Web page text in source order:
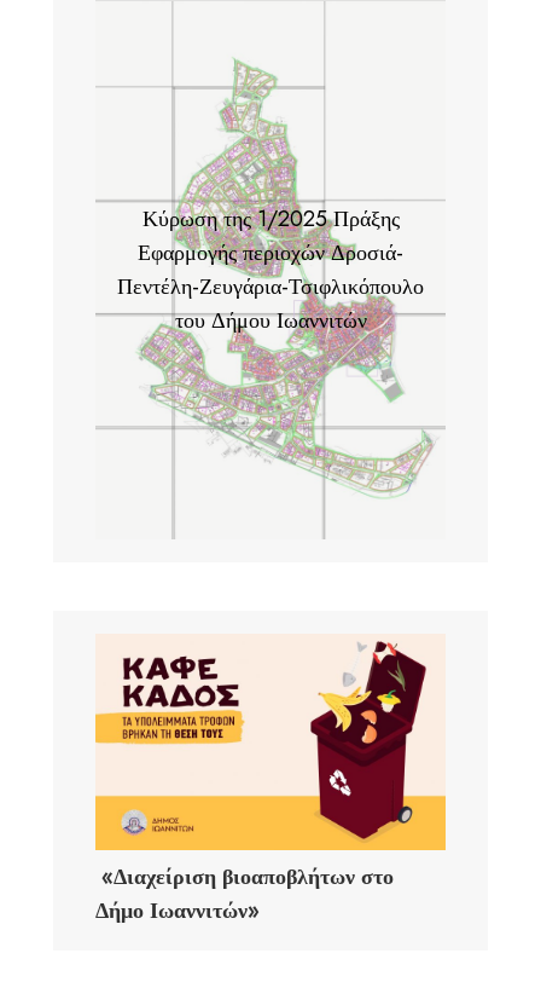
Κύρωση της 1/2025 Πράξης
Εφαρμογής περιοχών Δροσιά-
Πεντέλη-Ζευγάρια-Τσιφλικόπουλο
του Δήμου Ιωαννιτών
«Διαχείριση βιοαποβλήτων στο
Δήμο Ιωαννιτών»